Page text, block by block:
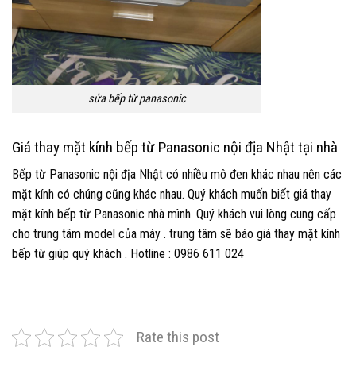
sửa bếp từ panasonic
Giá thay mặt kính bếp từ Panasonic nội địa Nhật tại nhà
Bếp từ Panasonic nội địa Nhật có nhiều mô đen khác nhau nên các
mặt kính có chúng cũng khác nhau. Quý khách muốn biết giá thay
mặt kính bếp từ Panasonic nhà mình. Quý khách vui lòng cung cấp
cho trung tâm model của máy . trung tâm sẽ báo giá thay mặt kính
bếp từ giúp quý khách . Hotline : 0986 611 024
Rate this post